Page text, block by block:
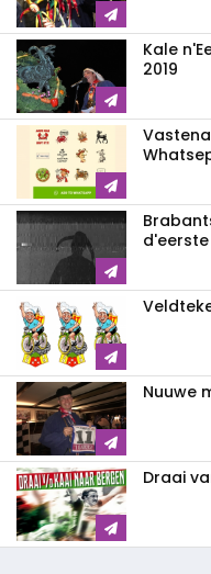
Kale
2019
Nuuwe
Draai